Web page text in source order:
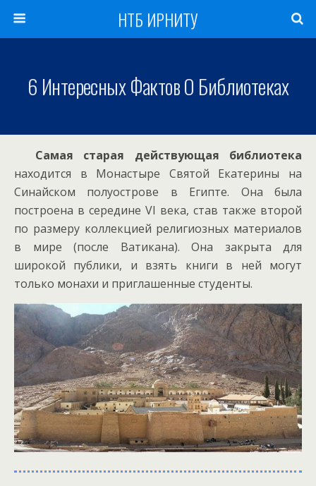
НТБ ИРНИТУ
6 Интересных Фактов О Библиотеках
Самая старая действующая библиотека
находится в Монастыре Святой Екатерины на
Синайском полуострове в Египте. Она была
построена в середине VI века, став также второй
по размеру коллекцией религиозных материалов
в мире (после Ватикана). Она закрыта для
широкой публики, и взять книги в ней могут
только монахи и приглашенные студенты.